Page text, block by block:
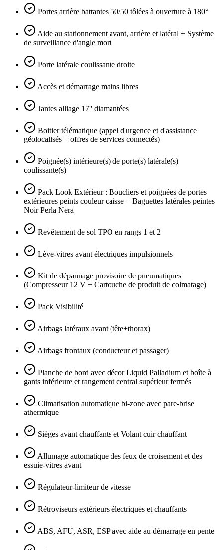
Portes arrière battantes 50/50 tôlées à ouverture à 180°
Aide au stationnement avant, arrière et latéral + Système
de surveillance d'angle mort
Porte latérale coulissante droite
Accès et démarrage mains libres
Jantes alliage 17'' diamantées
Boitier télématique (appel d'urgence et d'assistance
géolocalisés + offres de services connectés)
Poignée(s) intérieure(s) de porte(s) latérale(s)
coulissante(s)
Pack Look Extérieur : Boucliers et poignées de portes
extérieures peints couleur caisse + Baguettes latérales peintes
Noir Perla Nera
Revêtement de sol TPO en rangs 1 et 2
Lève-vitres avant électriques impulsionnels
Kit de dépannage provisoire de pneumatiques
(Compresseur 12 V + Cartouche de produit de colmatage)
Pack Visibilité
Airbags latéraux avant (tête+thorax)
Airbags frontaux (conducteur et passager)
Planche de bord avec décor Liquid Palladium et boîte à
gants inférieure et rangement central supérieur fermés
Climatisation automatique bi-zone avec pare-brise
athermique
Sièges avant chauffants et Volant cuir chauffant
Allumage automatique des feux de croisement et des
essuie-vitres avant
Régulateur-limiteur de vitesse
Rétroviseurs extérieurs électriques et chauffants
ABS, AFU, ASR, ESP avec aide au démarrage en pente